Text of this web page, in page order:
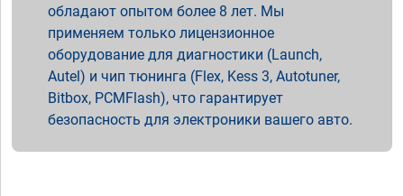
обладают опытом более 8 лет. Мы
применяем только лицензионное
оборудование для диагностики (Launch,
Autel) и чип тюнинга (Flex, Kess 3, Autotuner,
Bitbox, PCMFlash), что гарантирует
безопасность для электроники вашего авто.